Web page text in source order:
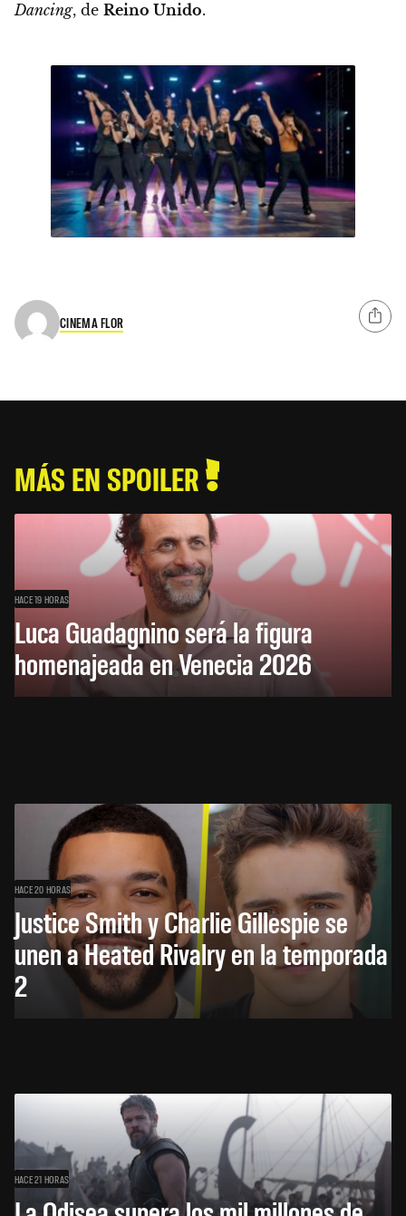
Dancing, de Reino Unido.
CINEMA FLOR
MÁS EN SPOILER
HACE 19 HORAS
Luca Guadagnino será la figura
homenajeada en Venecia 2026
HACE 20 HORAS
Justice Smith y Charlie Gillespie se
unen a Heated Rivalry en la temporada
2
HACE 21 HORAS